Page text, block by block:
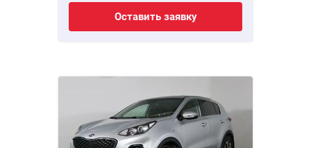
Оставить заявку